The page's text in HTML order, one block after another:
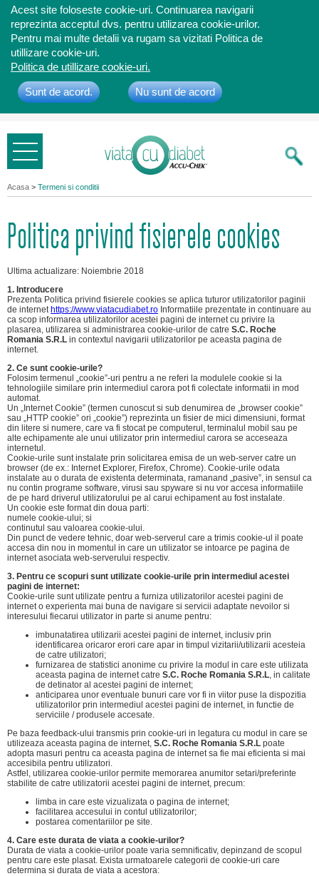
Acest site foloseste cookie-uri. Continuarea navigarii
reprezinta acceptul dvs. pentru utilizarea cookie-urilor.
Pentru mai multe detalii va rugam sa vizitati Politica de
utillizare cookie-uri.
Politica de utillizare cookie-uri.
Sunt de acord. Nu sunt de acord
Bine ati
venit
Acasa > Termeni si conditii
Politica privind fisierele cookies
Ultima actualizare: Noiembrie 2018
1. Introducere
Prezenta Politica privind fisierele cookies se aplica tuturor utilizatorilor paginii
de internet https://www.viatacudiabet.ro Informatiile prezentate in continuare au
ca scop informarea utilizatorilor acestei pagini de internet cu privire la
plasarea, utilizarea si administrarea cookie-urilor de catre S.C. Roche
Romania S.R.L in contextul navigarii utilizatorilor pe aceasta pagina de
internet.
2. Ce sunt cookie-urile?
Folosim termenul „cookie”-uri pentru a ne referi la modulele cookie si la
tehnologiile similare prin intermediul carora pot fi colectate informatii in mod
automat.
Un „Internet Cookie” (termen cunoscut si sub denumirea de „browser cookie”
sau „HTTP cookie” ori „cookie”) reprezinta un fisier de mici dimensiuni, format
din litere si numere, care va fi stocat pe computerul, terminalul mobil sau pe
alte echipamente ale unui utilizator prin intermediul carora se acceseaza
internetul.
Cookie-urile sunt instalate prin solicitarea emisa de un web-server catre un
browser (de ex.: Internet Explorer, Firefox, Chrome). Cookie-urile odata
instalate au o durata de existenta determinata, ramanand „pasive”, in sensul ca
nu contin programe software, virusi sau spyware si nu vor accesa informatiile
de pe hard driverul utilizatorului pe al carui echipament au fost instalate.
Un cookie este format din doua parti:
numele cookie-ului; si
continutul sau valoarea cookie-ului.
Din punct de vedere tehnic, doar web-serverul care a trimis cookie-ul il poate
accesa din nou in momentul in care un utilizator se intoarce pe pagina de
internet asociata web-serverului respectiv.
3. Pentru ce scopuri sunt utilizate cookie-urile prin intermediul acestei
pagini de internet:
Cookie-urile sunt utilizate pentru a furniza utilizatorilor acestei pagini de
internet o experienta mai buna de navigare si servicii adaptate nevoilor si
interesului fiecarui utilizator in parte si anume pentru:
imbunatatirea utilizarii acestei pagini de internet, inclusiv prin
identificarea oricaror erori care apar in timpul vizitarii/utilizarii acesteia
de catre utilizatori;
furnizarea de statistici anonime cu privire la modul in care este utilizata
aceasta pagina de internet catre S.C. Roche Romania S.R.L, in calitate
de detinator al acestei pagini de internet;
anticiparea unor eventuale bunuri care vor fi in viitor puse la dispozitia
utilizatorilor prin intermediul acestei pagini de internet, in functie de
serviciile / produsele accesate.
Pe baza feedback-ului transmis prin cookie-uri in legatura cu modul in care se
utilizeaza aceasta pagina de internet, S.C. Roche Romania S.R.L poate
adopta masuri pentru ca aceasta pagina de internet sa fie mai eficienta si mai
accesibila pentru utilizatori.
Astfel, utilizarea cookie-urilor permite memorarea anumitor setari/preferinte
stabilite de catre utilizatorii acestei pagini de internet, precum:
limba in care este vizualizata o pagina de internet;
facilitarea accesului in contul utilizatorilor;
postarea comentariilor pe site.
4. Care este durata de viata a cookie-urilor?
Durata de viata a cookie-urilor poate varia semnificativ, depinzand de scopul
pentru care este plasat. Exista urmatoarele categorii de cookie-uri care
determina si durata de viata a acestora: